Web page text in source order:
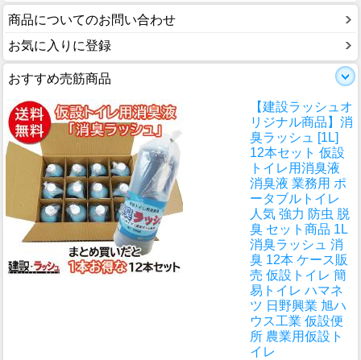
商品についてのお問い合わせ
お気に入りに登録
おすすめ売筋商品
【建設ラッシュオ
リジナル商品】消
臭ラッシュ [1L]
12本セット 仮設
トイレ用消臭液
消臭液 業務用 ポ
ータブルトイレ
人気 強力 防虫 脱
臭 セット商品 1L
消臭ラッシュ 消
臭 12本 ケース販
売 仮設トイレ 簡
易トイレ ハマネ
ツ 日野興業 旭ハ
ウス工業 仮設便
所 農業用仮設ト
イレ